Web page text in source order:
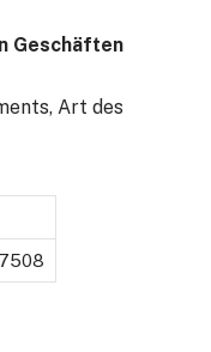
Geschäften
Art des